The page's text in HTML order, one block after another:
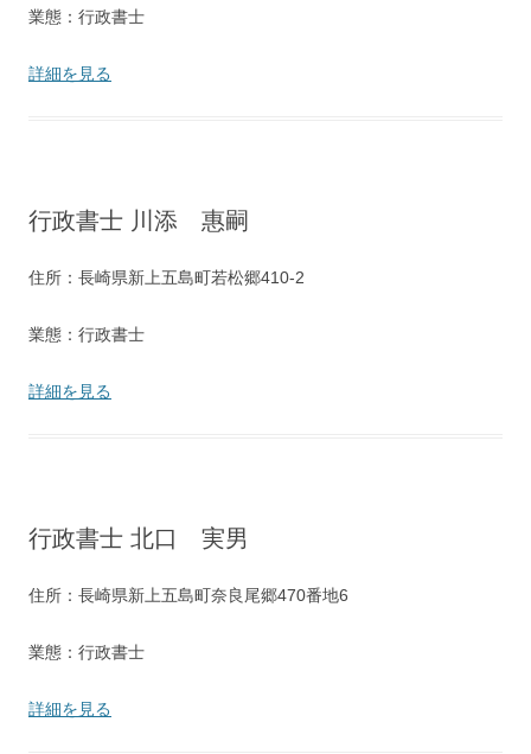
業態：行政書士
詳細を見る
行政書士 川添 惠嗣
住所：長崎県新上五島町若松郷410-2
業態：行政書士
詳細を見る
行政書士 北口 実男
住所：長崎県新上五島町奈良尾郷470番地6
業態：行政書士
詳細を見る